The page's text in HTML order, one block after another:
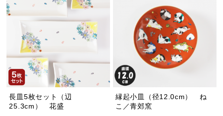
長皿5枚セット（辺
25.3cm） 花盛
縁起小皿（径12.0cm） ね
こ／青郊窯